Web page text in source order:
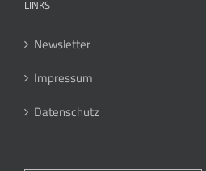
LINKS
Newsletter
Impressum
Datenschutz